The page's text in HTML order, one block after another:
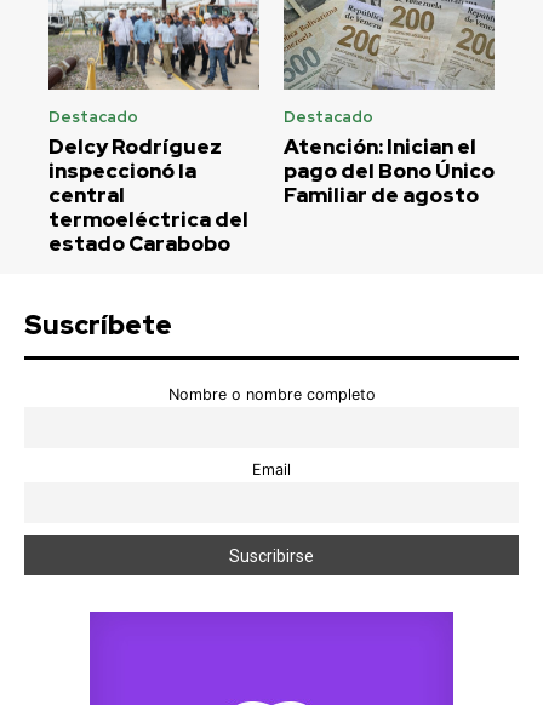
Destacado
Delcy Rodríguez
inspeccionó la
central
termoeléctrica del
estado Carabobo
Destacado
Atención: Inician el
pago del Bono Único
Familiar de agosto
Suscríbete
Nombre o nombre completo
Email